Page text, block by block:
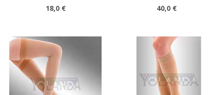
18,0 €
40,0 €